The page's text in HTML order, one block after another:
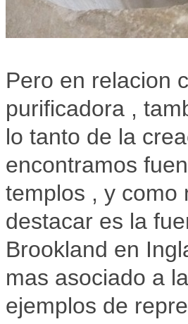
Pero en relacion
purificadora ,
lo tanto de la
encontramos
templos , y como
destacar es la
Brookland en
mas asociado a
ejemplos de